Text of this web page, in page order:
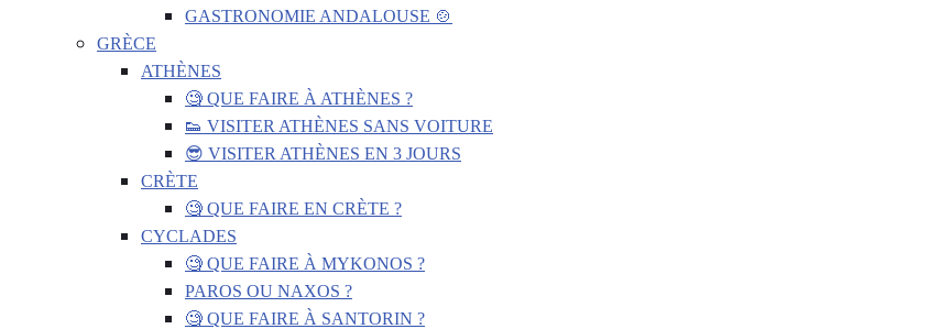
GASTRONOMIE ANDALOUSE 🍲
GRÈCE
ATHÈNES
🧐 QUE FAIRE À ATHÈNES ?
👟 VISITER ATHÈNES SANS VOITURE
😎 VISITER ATHÈNES EN 3 JOURS
CRÈTE
🧐 QUE FAIRE EN CRÈTE ?
CYCLADES
🧐 QUE FAIRE À MYKONOS ?
PAROS OU NAXOS ?
🧐 QUE FAIRE À SANTORIN ?